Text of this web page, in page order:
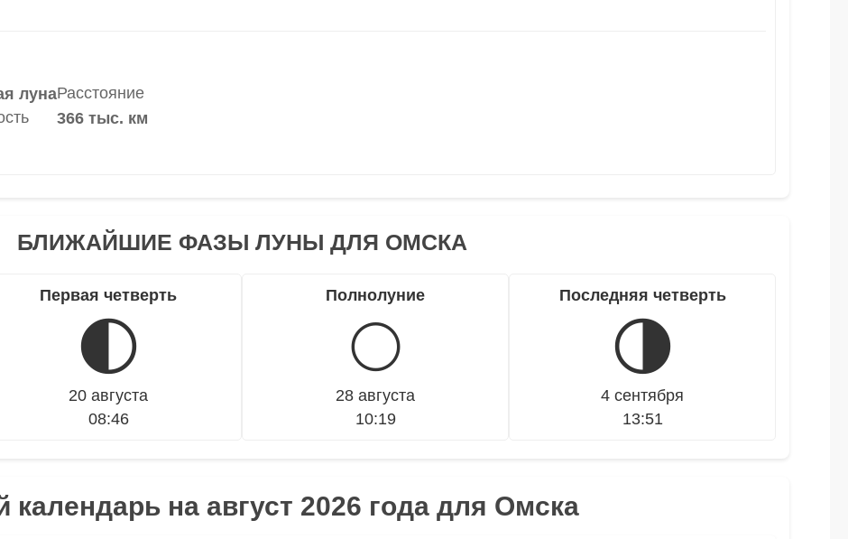
лунаРасстояние
366 тыс. км
БЛИЖАЙШИЕ ФАЗЫ ЛУНЫ ДЛЯ ОМСКА
Первая четверть
🌓
20 августа
08:46
Полнолуние
🌕
28 августа
10:19
Последняя четверть
🌗
4 сентября
13:51
на август 2026 года для Омска